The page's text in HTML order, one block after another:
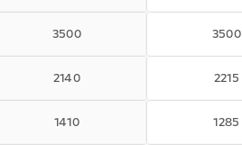
3500 3500
2140 2215
1410 1285